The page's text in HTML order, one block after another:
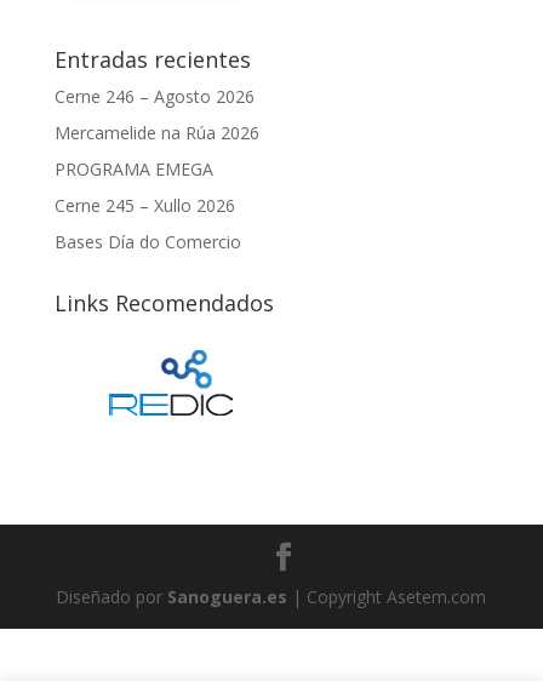
Entradas recientes
Cerne 246 – Agosto 2026
Mercamelide na Rúa 2026
PROGRAMA EMEGA
Cerne 245 – Xullo 2026
Bases Día do Comercio
Links Recomendados
Diseñado por Sanoguera.es | Copyright Asetem.com